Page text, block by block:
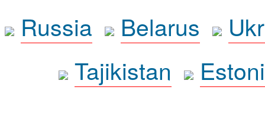
Russia
Belarus
Tajikistan